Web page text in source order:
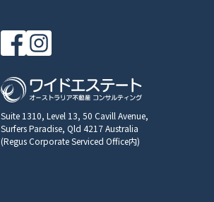
Suite 1310, Level 13, 50 Cavill Avenue,
Surfers Paradise, Qld 4217 Australia
(Regus Corporate Serviced Office内)